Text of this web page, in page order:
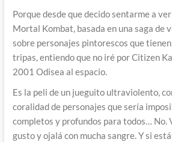
Porque desde que decido sentarme a
Mortal Kombat, basada en una saga de
sobre personajes pintorescos que
tripas, entiendo que no iré por Citizen
2001 Odisea al espacio.
Es la peli de un jueguito ultraviolento,
coralidad de personajes que sería
completos y profundos para todos… No.
gusto y ojalá con mucha sangre. Y si